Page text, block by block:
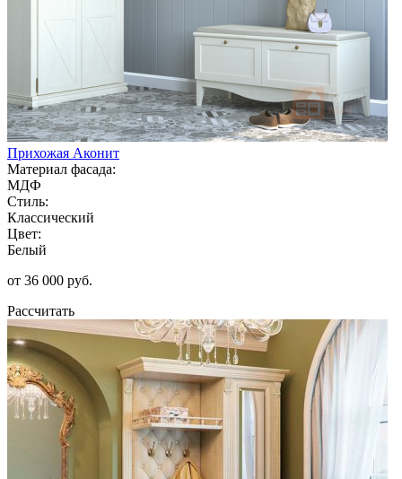
Прихожая Аконит
Материал фасада:
МДФ
Стиль:
Классический
Цвет:
Белый
от 36 000 руб.
Рассчитать